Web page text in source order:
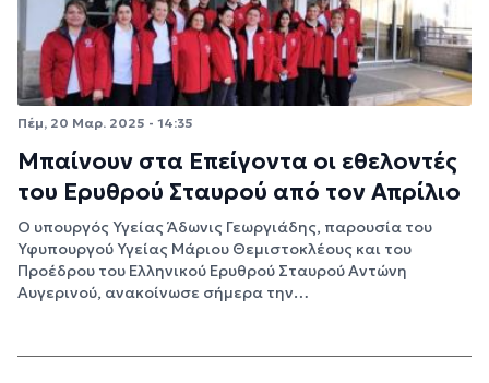
Πέμ, 20 Μαρ. 2025 - 14:35
Μπαίνουν στα Επείγοντα οι εθελοντές
του Ερυθρού Σταυρού από τον Απρίλιο
Ο υπουργός Υγείας Άδωνις Γεωργιάδης, παρουσία του
Υφυπουργού Υγείας Μάριου Θεμιστοκλέους και του
Προέδρου του Ελληνικού Ερυθρού Σταυρού Αντώνη
Αυγερινού, ανακοίνωσε σήμερα την…